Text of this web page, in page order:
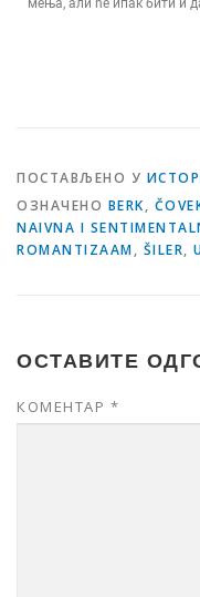
мења, али ће ипак бити и
ПОСТАВЉЕНО У
ОЗНАЧЕНО BERK,
NAIVNA I
ROMANTIZAAM, ŠILER,
ОСТАВИТЕ
КОМЕНТАР *